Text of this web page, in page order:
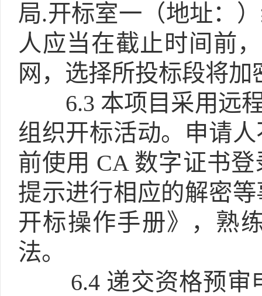
局.开标室一（地址：
人应当在截止时间前
网，选择所投标段将
6.3 本项目采用远
组织开标活动。申请
前使用 CA 数字证书
提示进行相应的解密
开标操作手册》，熟
法。
6.4 递交资格预审